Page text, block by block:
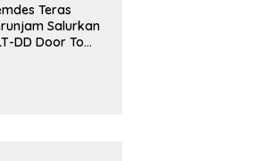
Teras
Salurkan
DD Door To